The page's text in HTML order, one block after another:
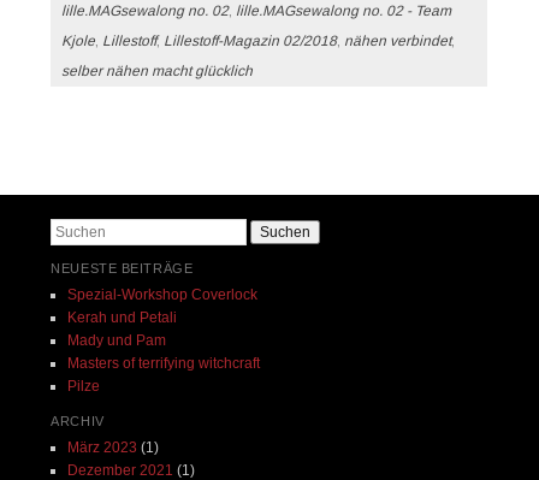
lille.MAGsewalong no. 02, lille.MAGsewalong no. 02 - Team
Kjole, Lillestoff, Lillestoff-Magazin 02/2018, nähen verbindet,
selber nähen macht glücklich
Suchen
NEUESTE BEITRÄGE
Spezial-Workshop Coverlock
Kerah und Petali
Mady und Pam
Masters of terrifying witchcraft
Pilze
ARCHIV
März 2023 (1)
Dezember 2021 (1)